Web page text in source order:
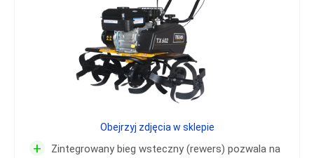
+
Zintegrowany bieg wsteczny (rewers) pozwala na
Obejrzyj zdjęcia w sklepie